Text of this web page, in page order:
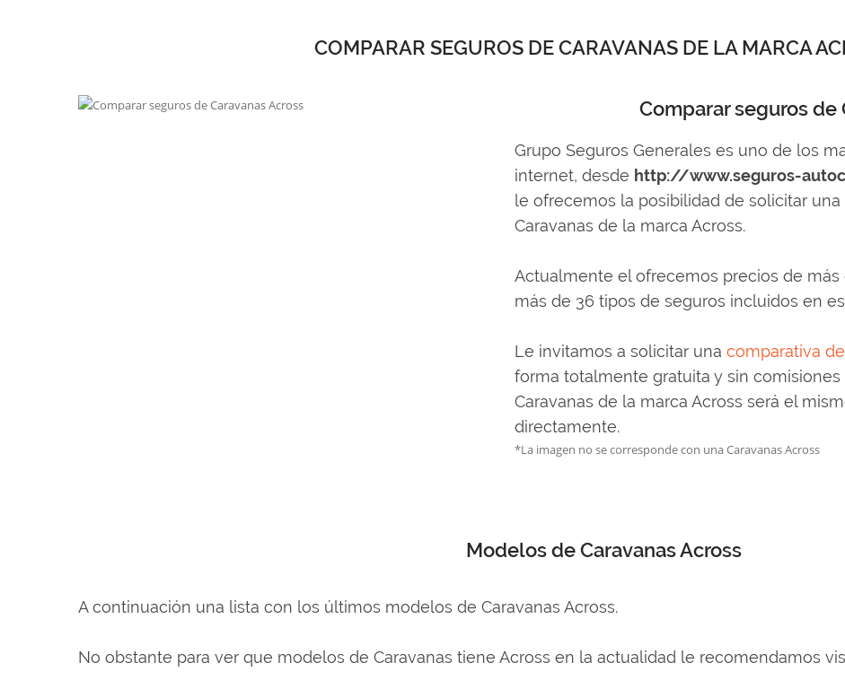
COMPARAR SEGUROS DE CARAVANAS DE LA MARCA
Comparar seguros de
Grupo Seguros Generales es uno de los
internet, desde http://www.seguros-
le ofrecemos la posibilidad de solicitar
Caravanas de la marca Across.
Actualmente el ofrecemos precios de
más de 36 tipos de seguros incluidos en
Le invitamos a solicitar una comparativa
forma totalmente gratuita y sin
Caravanas de la marca Across será el
directamente.
*La imagen no se corresponde con una Caravanas Across
Modelos de Caravanas Across
A continuación una lista con los últimos modelos de Caravanas Across.
No obstante para ver que modelos de Caravanas tiene Across en la actualidad le recomendamos